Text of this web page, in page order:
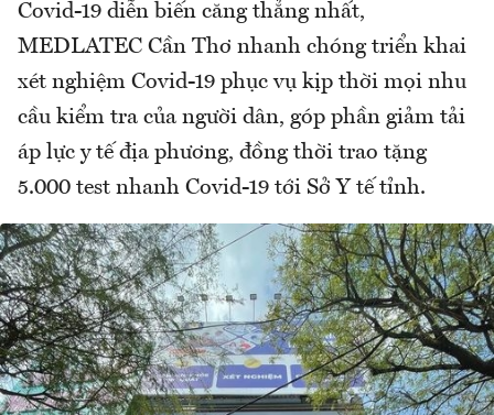
Covid-19 diễn biến căng thẳng nhất,
MEDLATEC Cần Thơ nhanh chóng triển khai
xét nghiệm Covid-19 phục vụ kịp thời mọi nhu
cầu kiểm tra của người dân, góp phần giảm tải
áp lực y tế địa phương, đồng thời trao tặng
5.000 test nhanh Covid-19 tới Sở Y tế tỉnh.